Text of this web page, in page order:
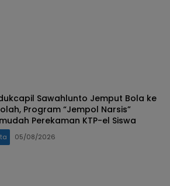
Sawahlunto Jemput Bola ke
Program “Jempol Narsis”
Perekaman KTP-el Siswa
05/08/2026